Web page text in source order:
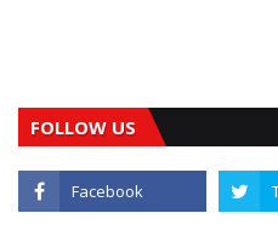
FOLLOW US